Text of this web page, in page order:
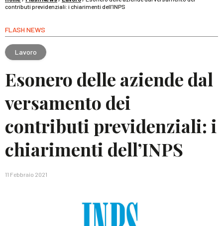
contributi previdenziali: i chiarimenti dell’INPS
FLASH NEWS
Lavoro
Esonero delle aziende dal
versamento dei
contributi previdenziali: i
chiarimenti dell’INPS
11 Febbraio 2021